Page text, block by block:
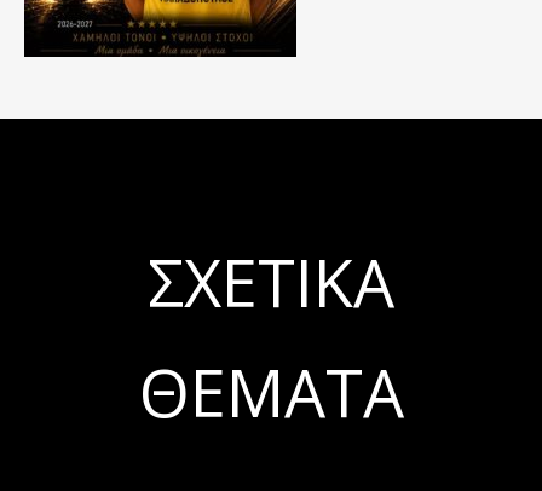
ΣΧΕΤΙΚΆ
ΘΈΜΑΤΑ